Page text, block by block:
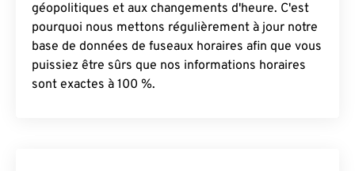
géopolitiques et aux changements d'heure. C'est
pourquoi nous mettons régulièrement à jour notre
base de données de fuseaux horaires afin que vous
puissiez être sûrs que nos informations horaires
sont exactes à 100 %.